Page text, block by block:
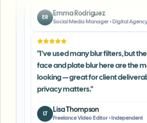
"I've used many blur filters, but
face and plate blur here are the
looking — great for client
privacy matters."
LT
Lisa Thompson
Freelance Video Editor